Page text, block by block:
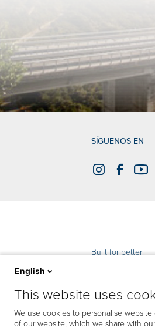
SÍGUENOS EN
Built for better
English
This website uses
We use cookies to personalise
of our website, which we share with